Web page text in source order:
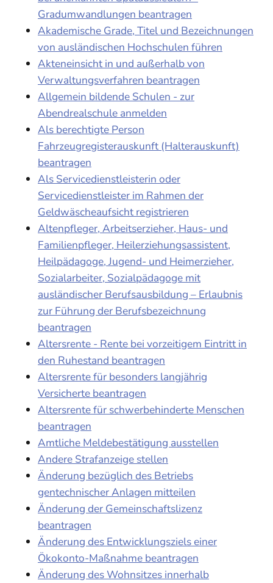
Gradumwandlungen beantragen
Akademische Grade, Titel und Bezeichnungen
von ausländischen Hochschulen führen
Akteneinsicht in und außerhalb von
Verwaltungsverfahren beantragen
Allgemein bildende Schulen - zur
Abendrealschule anmelden
Als berechtigte Person
Fahrzeugregisterauskunft (Halterauskunft)
beantragen
Als Servicedienstleisterin oder
Servicedienstleister im Rahmen der
Geldwäscheaufsicht registrieren
Altenpfleger, Arbeitserzieher, Haus- und
Familienpfleger, Heilerziehungsassistent,
Heilpädagoge, Jugend- und Heimerzieher,
Sozialarbeiter, Sozialpädagoge mit
ausländischer Berufsausbildung – Erlaubnis
zur Führung der Berufsbezeichnung
beantragen
Altersrente - Rente bei vorzeitigem Eintritt in
den Ruhestand beantragen
Altersrente für besonders langjährig
Versicherte beantragen
Altersrente für schwerbehinderte Menschen
beantragen
Amtliche Meldebestätigung ausstellen
Andere Strafanzeige stellen
Änderung bezüglich des Betriebs
gentechnischer Anlagen mitteilen
Änderung der Gemeinschaftslizenz
beantragen
Änderung des Entwicklungsziels einer
Ökokonto-Maßnahme beantragen
Änderung des Wohnsitzes innerhalb